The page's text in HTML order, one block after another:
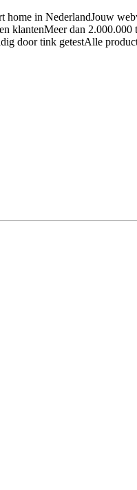
Jouw
Meer dan 2.000.000
Alle